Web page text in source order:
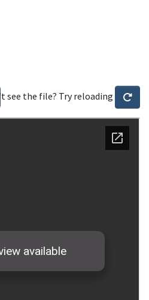
see the file? Try reloading